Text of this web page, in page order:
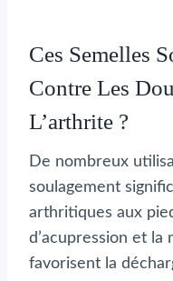
Ces Semelles
Contre Les
L’arthrite ?
De nombreux
soulagement
arthritiques aux
d’acupression et la
favorisent la